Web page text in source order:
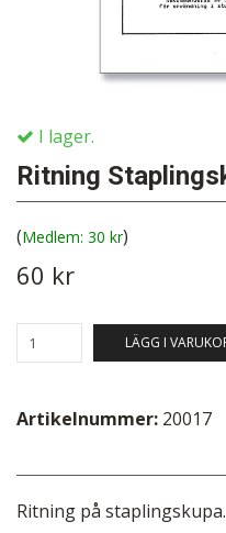
I lager.
Ritning
( 30 kr)
60 kr
LÄGG I
Artikelnummer: 20017
Ritning på